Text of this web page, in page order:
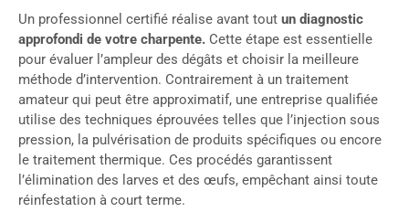
Un professionnel certifié réalise avant tout un diagnostic
approfondi de votre charpente. Cette étape est essentielle
pour évaluer l’ampleur des dégâts et choisir la meilleure
méthode d’intervention. Contrairement à un traitement
amateur qui peut être approximatif, une entreprise qualifiée
utilise des techniques éprouvées telles que l’injection sous
pression, la pulvérisation de produits spécifiques ou encore
le traitement thermique. Ces procédés garantissent
l’élimination des larves et des œufs, empêchant ainsi toute
réinfestation à court terme.